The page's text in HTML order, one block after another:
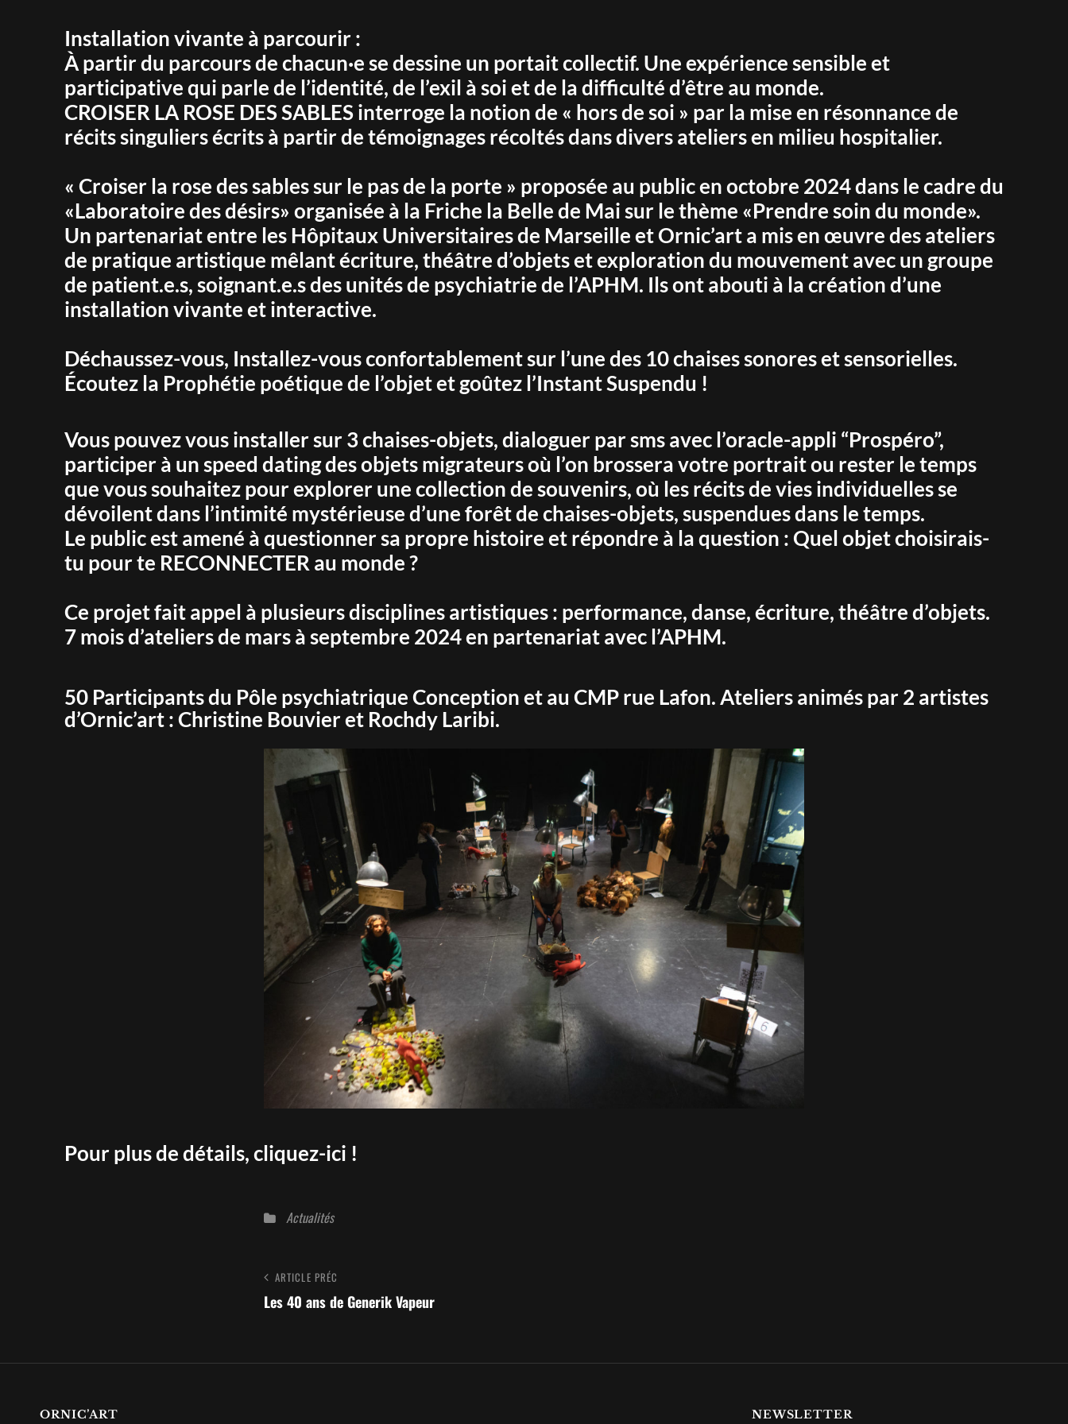
Installation vivante à parcourir :
À partir du parcours de chacun·e se dessine un portait collectif. Une expérience sensible et
participative qui parle de l’identité, de l’exil à soi et de la difficulté d’être au monde.
CROISER LA ROSE DES SABLES interroge la notion de « hors de soi » par la mise en résonnance de
récits singuliers écrits à partir de témoignages récoltés dans divers ateliers en milieu hospitalier.
« Croiser la rose des sables sur le pas de la porte » proposée au public en octobre 2024 dans le cadre du
«Laboratoire des désirs» organisée à la Friche la Belle de Mai sur le thème «Prendre soin du monde».
Un partenariat entre les Hôpitaux Universitaires de Marseille et Ornic’art a mis en œuvre des ateliers
de pratique artistique mêlant écriture, théâtre d’objets et exploration du mouvement avec un groupe
de patient.e.s, soignant.e.s des unités de psychiatrie de l’APHM. Ils ont abouti à la création d’une
installation vivante et interactive.
Déchaussez-vous, Installez-vous confortablement sur l’une des 10 chaises sonores et sensorielles.
Écoutez la Prophétie poétique de l’objet et goûtez l’Instant Suspendu !
Vous pouvez vous installer sur 3 chaises-objets, dialoguer par sms avec l’oracle-appli “Prospéro”,
participer à un speed dating des objets migrateurs où l’on brossera votre portrait ou rester le temps
que vous souhaitez pour explorer une collection de souvenirs, où les récits de vies individuelles se
dévoilent dans l’intimité mystérieuse d’une forêt de chaises-objets, suspendues dans le temps.
Le public est amené à questionner sa propre histoire et répondre à la question : Quel objet choisirais-
tu pour te RECONNECTER au monde ?
Ce projet fait appel à plusieurs disciplines artistiques : performance, danse, écriture, théâtre d’objets.
7 mois d’ateliers de mars à septembre 2024 en partenariat avec l’APHM.
50 Participants du Pôle psychiatrique Conception et au CMP rue Lafon. Ateliers animés par 2 artistes
d’Ornic’art : Christine Bouvier et Rochdy Laribi.
Pour plus de détails, cliquez-ici !
Catégories
Actualités
Navigation
de
Article
Précédent
ARTICLE PRÉC
Les 40 ans de Generik Vapeur
ORNIC’ART NEWSLETTER